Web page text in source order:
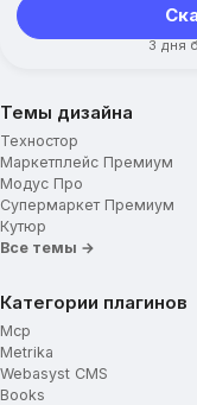
3 дня
Темы дизайна
Техностор
Маркетплейс Премиум
Модус Про
Супермаркет Премиум
Кутюр
Все темы →
Категории плагинов
Mcp
Metrika
Webasyst CMS
Books